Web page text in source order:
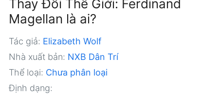
Thay Đổi Thế Giới: Ferdinand
Magellan là ai?
Tác giả: Elizabeth Wolf
Nhà xuất bản: NXB Dân Trí
Thể loại: Chưa phân loại
Định dạng: